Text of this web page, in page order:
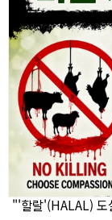
"'할랄'(HALAL) 도